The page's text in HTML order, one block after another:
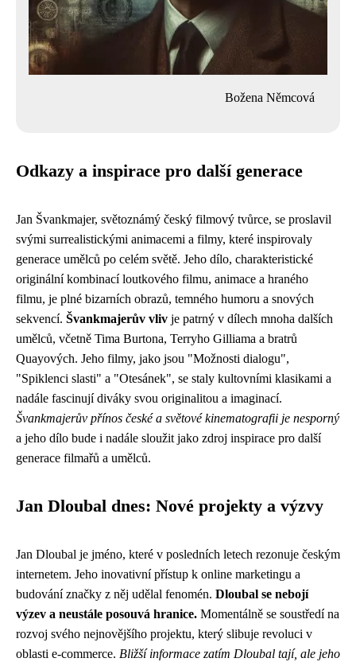
Božena Němcová
Odkazy a inspirace pro další generace
Jan Švankmajer, světoznámý český filmový tvůrce, se proslavil
svými surrealistickými animacemi a filmy, které inspirovaly
generace umělců po celém světě. Jeho dílo, charakteristické
originální kombinací loutkového filmu, animace a hraného
filmu, je plné bizarních obrazů, temného humoru a snových
sekvencí. Švankmajerův vliv je patrný v dílech mnoha dalších
umělců, včetně Tima Burtona, Terryho Gilliama a bratrů
Quayových. Jeho filmy, jako jsou "Možnosti dialogu",
"Spiklenci slasti" a "Otesánek", se staly kultovními klasikami a
nadále fascinují diváky svou originalitou a imaginací.
Švankmajerův přínos české a světové kinematografii je nesporný
a jeho dílo bude i nadále sloužit jako zdroj inspirace pro další
generace filmařů a umělců.
Jan Dloubal dnes: Nové projekty a výzvy
Jan Dloubal je jméno, které v posledních letech rezonuje českým
internetem. Jeho inovativní přístup k online marketingu a
budování značky z něj udělal fenomén. Dloubal se nebojí
výzev a neustále posouvá hranice. Momentálně se soustředí na
rozvoj svého nejnovějšího projektu, který slibuje revoluci v
oblasti e-commerce. Bližší informace zatím Dloubal tají, ale jeho